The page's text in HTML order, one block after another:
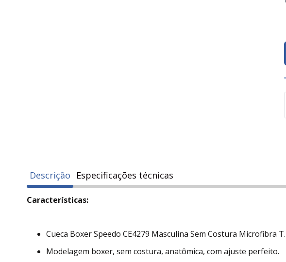
Descrição Especificações técnicas
Características:
Cueca Boxer Speedo CE4279 Masculina Sem Costura Microfibra T.
Modelagem boxer, sem costura, anatômica, com ajuste perfeito.